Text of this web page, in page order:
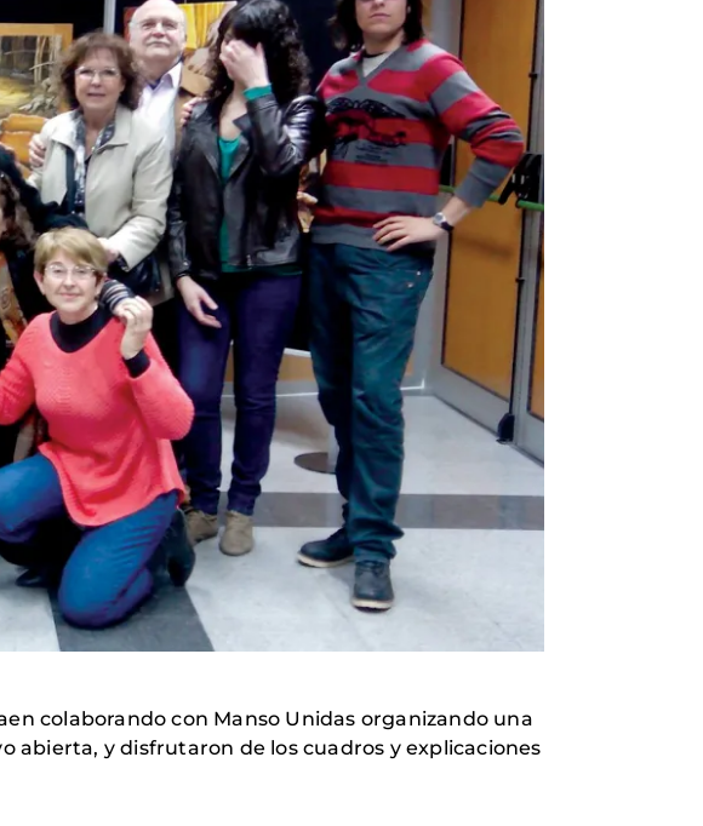
colaborando con Manso Unidas organizando una
abierta, y disfrutaron de los cuadros y explicaciones